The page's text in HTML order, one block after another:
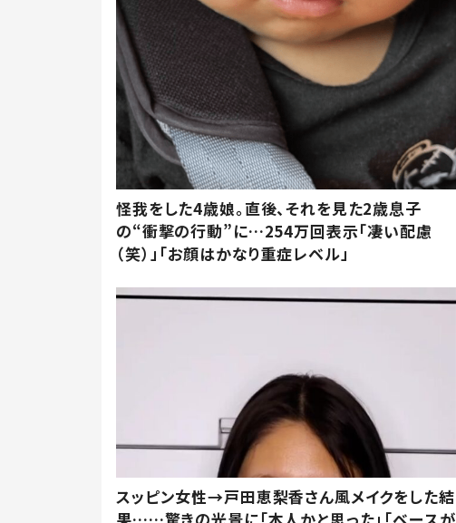
怪我をした4歳娘。直後、それを見た2歳息子
の“衝撃の行動”に…254万回表示「凄い配慮
（笑）」「お顔はかなり重症レベル」
スッピン女性→戸田恵梨香さん風メイクをした結